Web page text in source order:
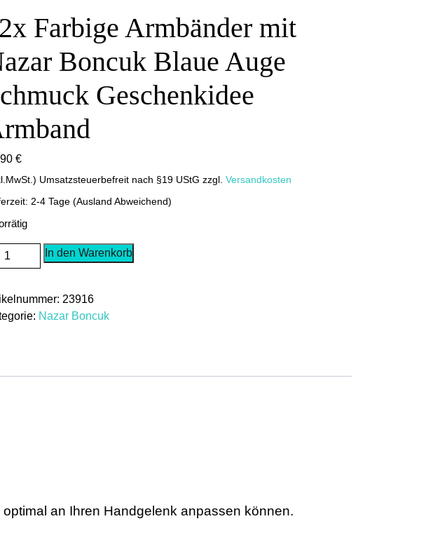
Farbige Armbänder mit
Boncuk Blaue Auge
Geschenkidee
€
Umsatzsteuerbefreit nach §19 UStG zzgl. Versandkosten
2-4 Tage (Ausland Abweichend)
In den Warenkorb
23916
Nazar Boncuk
an Ihren Handgelenk anpassen können.